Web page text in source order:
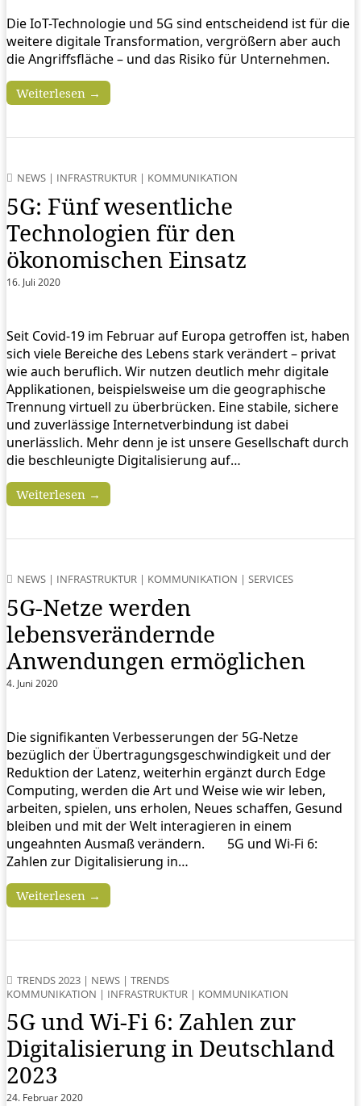
Die IoT-Technologie und 5G sind entscheidend ist für die
weitere digitale Transformation, vergrößern aber auch
die Angriffsfläche – und das Risiko für Unternehmen.
Weiterlesen →
NEWS | INFRASTRUKTUR | KOMMUNIKATION
5G: Fünf wesentliche
Technologien für den
ökonomischen Einsatz
16. Juli 2020
Seit Covid-19 im Februar auf Europa getroffen ist, haben
sich viele Bereiche des Lebens stark verändert – privat
wie auch beruflich. Wir nutzen deutlich mehr digitale
Applikationen, beispielsweise um die geographische
Trennung virtuell zu überbrücken. Eine stabile, sichere
und zuverlässige Internetverbindung ist dabei
unerlässlich. Mehr denn je ist unsere Gesellschaft durch
die beschleunigte Digitalisierung auf…
Weiterlesen →
NEWS | INFRASTRUKTUR | KOMMUNIKATION | SERVICES
5G-Netze werden
lebensverändernde
Anwendungen ermöglichen
4. Juni 2020
Die signifikanten Verbesserungen der 5G-Netze
bezüglich der Übertragungsgeschwindigkeit und der
Reduktion der Latenz, weiterhin ergänzt durch Edge
Computing, werden die Art und Weise wie wir leben,
arbeiten, spielen, uns erholen, Neues schaffen, Gesund
bleiben und mit der Welt interagieren in einem
ungeahnten Ausmaß verändern. 5G und Wi-Fi 6:
Zahlen zur Digitalisierung in…
Weiterlesen →
TRENDS 2023 | NEWS | TRENDS
KOMMUNIKATION | INFRASTRUKTUR | KOMMUNIKATION
5G und Wi-Fi 6: Zahlen zur
Digitalisierung in Deutschland
2023
24. Februar 2020